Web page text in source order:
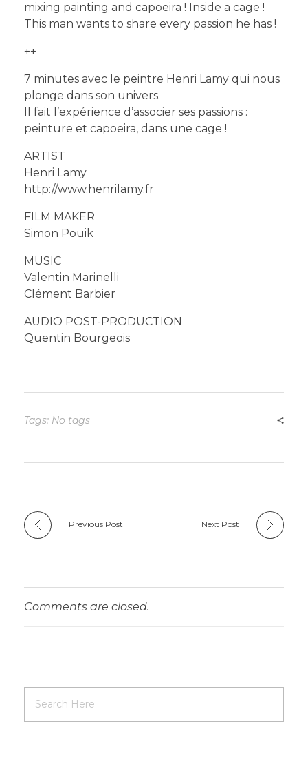
mixing painting and capoeira ! Inside a cage !
This man wants to share every passion he has !
++
7 minutes avec le peintre Henri Lamy qui nous
plonge dans son univers.
Il fait l’expérience d’associer ses passions :
peinture et capoeira, dans une cage !
ARTIST
Henri Lamy
http://www.henrilamy.fr
FILM MAKER
Simon Pouik
MUSIC
Valentin Marinelli
Clément Barbier
AUDIO POST-PRODUCTION
Quentin Bourgeois
Tags: No tags
Previous Post Next Post
Comments are closed.